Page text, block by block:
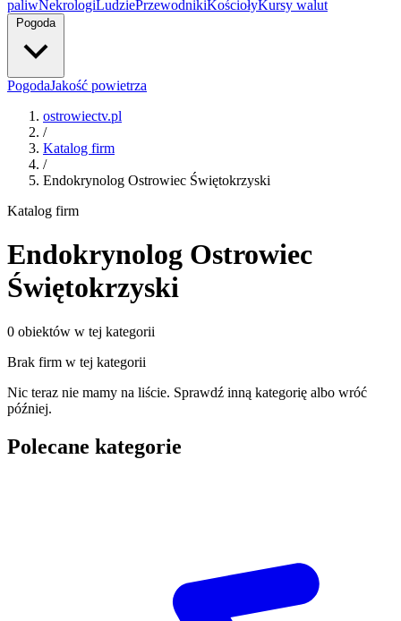
paliwNekrologiLudziePrzewodnikiKościołyKursy walut
Pogoda
PogodaJakość powietrza
ostrowiectv.pl
/
Katalog firm
/
Endokrynolog Ostrowiec Świętokrzyski
Katalog firm
Endokrynolog Ostrowiec
Świętokrzyski
0 obiektów w tej kategorii
Brak firm w tej kategorii
Nic teraz nie mamy na liście. Sprawdź inną kategorię albo wróć
później.
Polecane kategorie